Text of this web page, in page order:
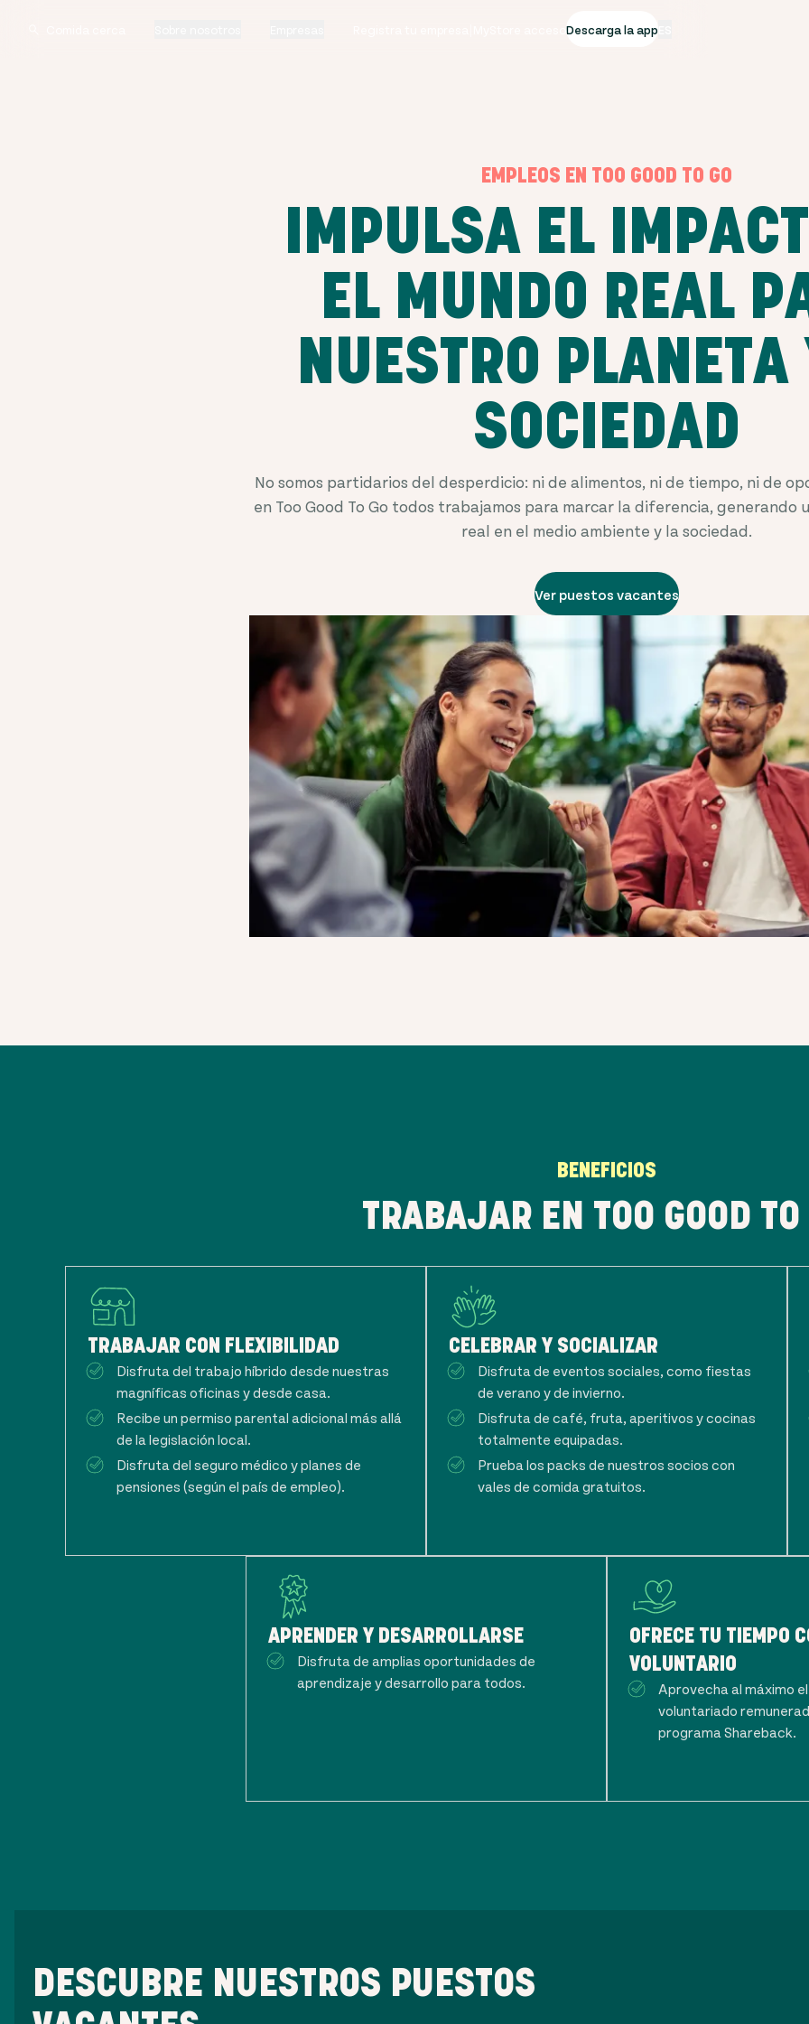
MyStore accesoDescarga la app
EMPLEOS EN TOO GOOD TO GO
IMPULSA EL
EL MUNDO REAL
NUESTRO PLANETA
SOCIEDAD
No somos partidarios del desperdicio: ni de alimentos, ni de tiempo, ni de
en Too Good To Go todos trabajamos para marcar la diferencia, generando
real en el medio ambiente y la sociedad.
Ver puestos vacantes
BENEFICIOS
TRABAJAR EN TOO GOOD TO
TRABAJAR CON FLEXIBILIDAD
Disfruta del trabajo híbrido desde nuestras
magníficas oficinas y desde casa.
Recibe un permiso parental adicional más allá
de la legislación local.
Disfruta del seguro médico y planes de
pensiones (según el país de empleo).
CELEBRAR Y SOCIALIZAR
Disfruta de eventos sociales, como fiestas
de verano y de invierno.
Disfruta de café, fruta, aperitivos y cocinas
totalmente equipadas.
Prueba los packs de nuestros socios con
vales de comida gratuitos.
APRENDER Y DESARROLLARSE
Disfruta de amplias oportunidades de
aprendizaje y desarrollo para todos.
OFRECE TU TIEMPO
VOLUNTARIO
Aprovecha al máximo
voluntariado
programa Shareback.
DESCUBRE NUESTROS PUESTOS